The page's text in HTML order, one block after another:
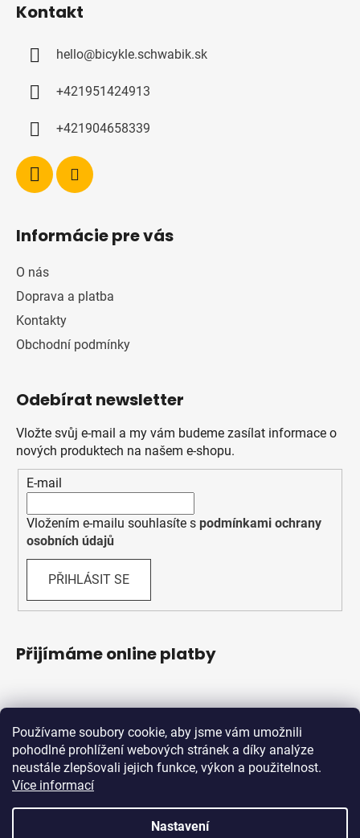
Používame soubory cookie, aby jsme vám umožnili
pohodlné prohlížení webových stránek a díky analýze
neustále zlepšovali jejich funkce, výkon a použitelnost.
Více informací
Nastavení
Kontakt
hello@bicykle.schwabik.sk
+421951424913
+421904658339
Informácie pre vás
O nás
Doprava a platba
Kontakty
Obchodní podmínky
Odebírat newsletter
Vložte svůj e-mail a my vám budeme zasílat informace o
nových produktech na našem e-shopu.
E-mail
Vložením e-mailu souhlasíte s podmínkami ochrany
osobních údajů
PŘIHLÁSIT SE
Přijímáme online platby